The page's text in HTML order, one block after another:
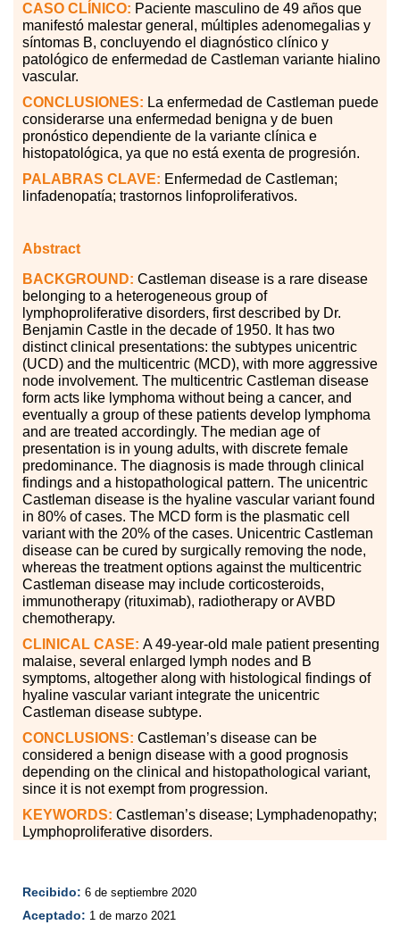
CASO CLÍNICO: Paciente masculino de 49 años que
manifestó malestar general, múltiples adenomegalias y
síntomas B, concluyendo el diagnóstico clínico y
patológico de enfermedad de Castleman variante hialino
vascular.
CONCLUSIONES: La enfermedad de Castleman puede
considerarse una enfermedad benigna y de buen
pronóstico dependiente de la variante clínica e
histopatológica, ya que no está exenta de progresión.
PALABRAS CLAVE: Enfermedad de Castleman;
linfadenopatía; trastornos linfoproliferativos.
Abstract
BACKGROUND: Castleman disease is a rare disease
belonging to a heterogeneous group of
lymphoproliferative disorders, first described by Dr.
Benjamin Castle in the decade of 1950. It has two
distinct clinical presentations: the subtypes unicentric
(UCD) and the multicentric (MCD), with more aggressive
node involvement. The multicentric Castleman disease
form acts like lymphoma without being a cancer, and
eventually a group of these patients develop lymphoma
and are treated accordingly. The median age of
presentation is in young adults, with discrete female
predominance. The diagnosis is made through clinical
findings and a histopathological pattern. The unicentric
Castleman disease is the hyaline vascular variant found
in 80% of cases. The MCD form is the plasmatic cell
variant with the 20% of the cases. Unicentric Castleman
disease can be cured by surgically removing the node,
whereas the treatment options against the multicentric
Castleman disease may include corticosteroids,
immunotherapy (rituximab), radiotherapy or AVBD
chemotherapy.
CLINICAL CASE: A 49-year-old male patient presenting
malaise, several enlarged lymph nodes and B
symptoms, altogether along with histological findings of
hyaline vascular variant integrate the unicentric
Castleman disease subtype.
CONCLUSIONS: Castleman’s disease can be
considered a benign disease with a good prognosis
depending on the clinical and histopathological variant,
since it is not exempt from progression.
KEYWORDS: Castleman’s disease; Lymphadenopathy;
Lymphoproliferative disorders.
Recibido: 6 de septiembre 2020
Aceptado: 1 de marzo 2021